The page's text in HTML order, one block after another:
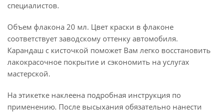
специалистов.
Объем флакона 20 мл. Цвет краски в флаконе
соответствует заводскому оттенку автомобиля.
Карандаш с кисточкой поможет Вам легко восстановить
лакокрасочное покрытие и сэкономить на услугах
мастерской.
На этикетке наклеена подробная инструкция по
применению. После высыхания обязательно нанести